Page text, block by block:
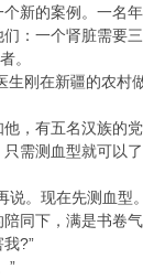
新的案例。一名
：一个肾脏需要
。
生刚在新疆的农
，有五名汉族的
需测血型就可以
说。现在先测血型
同下，满是书卷
?”
”